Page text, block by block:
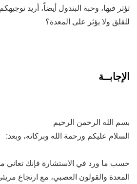
تؤثر فيها، وحبة البندول أيضاً، أريد
للقلق ولا يؤثر على المعدة؟
الإجابــة
بسم الله الرحمن الرحيم
السلام عليكم ورحمة الله وبركاته، وبعد:
حسب ما ورد في الاستشارة فإنك تعاني
المعدة والقولون العصبي، مع ارتجاع